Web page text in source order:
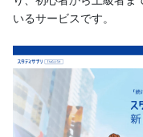
いるサービスです。